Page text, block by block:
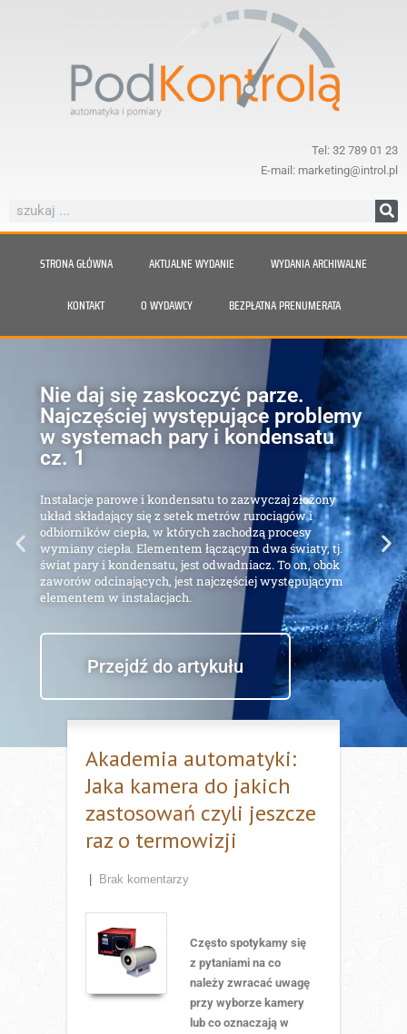
Tel: 32 789 01 23
E-mail: marketing@introl.pl
STRONA GŁÓWNA AKTUALNE WYDANIE WYDANIA ARCHIWALNE
KONTAKT O WYDAWCY BEZPŁATNA PRENUMERATA
Nie daj się zaskoczyć parze.
Najczęściej występujące problemy
w systemach pary i kondensatu
cz. 1
Instalacje parowe i kondensatu to zazwyczaj złożony
układ składający się z setek metrów rurociągów i
odbiorników ciepła, w których zachodzą procesy
wymiany ciepła. Elementem łączącym dwa światy, tj.
świat pary i kondensatu, jest odwadniacz. To on, obok
zaworów odcinających, jest najczęściej występującym
elementem w instalacjach.
Przejdź do artykułu
Akademia automatyki:
Jaka kamera do jakich
zastosowań czyli jeszcze
raz o termowizji
Brak komentarzy
Często spotykamy się
z pytaniami na co
należy zwracać uwagę
przy wyborze kamery
lub co oznaczają w